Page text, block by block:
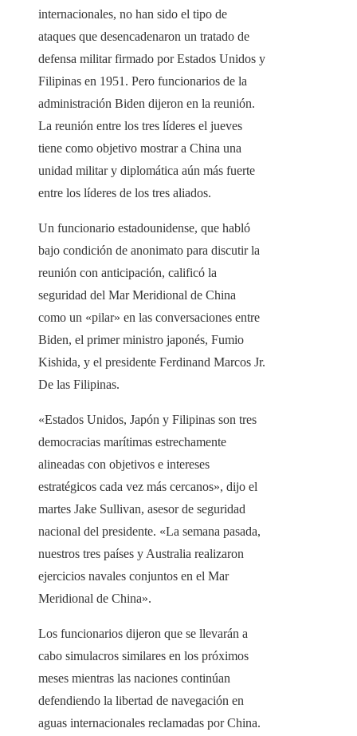
internacionales, no han sido el tipo de
ataques que desencadenaron un tratado de
defensa militar firmado por Estados Unidos y
Filipinas en 1951. Pero funcionarios de la
administración Biden dijeron en la reunión.
La reunión entre los tres líderes el jueves
tiene como objetivo mostrar a China una
unidad militar y diplomática aún más fuerte
entre los líderes de los tres aliados.
Un funcionario estadounidense, que habló
bajo condición de anonimato para discutir la
reunión con anticipación, calificó la
seguridad del Mar Meridional de China
como un «pilar» en las conversaciones entre
Biden, el primer ministro japonés, Fumio
Kishida, y el presidente Ferdinand Marcos Jr.
De las Filipinas.
«Estados Unidos, Japón y Filipinas son tres
democracias marítimas estrechamente
alineadas con objetivos e intereses
estratégicos cada vez más cercanos», dijo el
martes Jake Sullivan, asesor de seguridad
nacional del presidente. «La semana pasada,
nuestros tres países y Australia realizaron
ejercicios navales conjuntos en el Mar
Meridional de China».
Los funcionarios dijeron que se llevarán a
cabo simulacros similares en los próximos
meses mientras las naciones continúan
defendiendo la libertad de navegación en
aguas internacionales reclamadas por China.